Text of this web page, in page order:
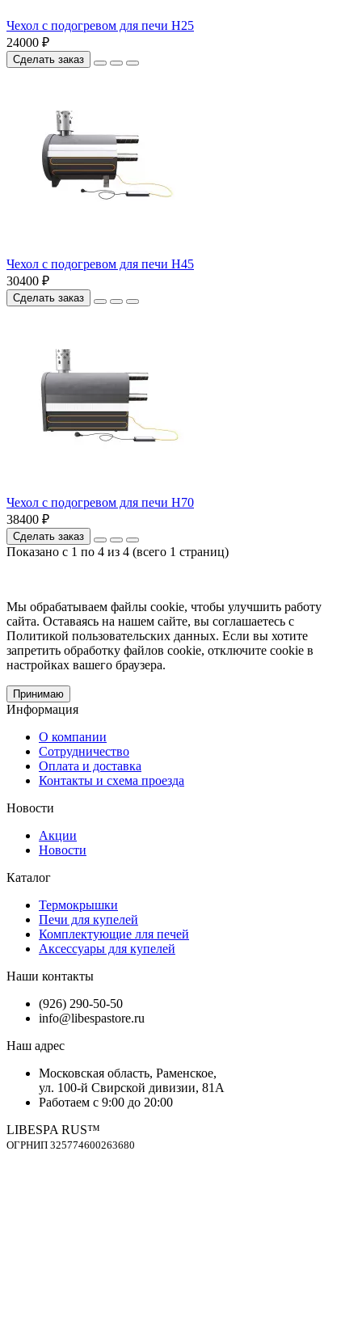
Чехол с подогревом для печи Н25
24000 ₽
Сделать заказ
Чехол с подогревом для печи Н45
30400 ₽
Сделать заказ
Чехол с подогревом для печи Н70
38400 ₽
Сделать заказ
Показано с 1 по 4 из 4 (всего 1 страниц)
Мы обрабатываем файлы cookie, чтобы улучшить работу
сайта. Оставаясь на нашем сайте, вы соглашаетесь с
Политикой пользовательских данных. Если вы хотите
запретить обработку файлов cookie, отключите cookie в
настройках вашего браузера.
Принимаю
Информация
О компании
Сотрудничество
Оплата и доставка
Контакты и схема проезда
Новости
Акции
Новости
Каталог
Термокрышки
Печи для купелей
Комплектующие лля печей
Аксессуары для купелей
Наши контакты
(926) 290-50-50
info@libespastore.ru
Наш адрес
Mосковская область, Раменское,
ул. 100-й Свирской дивизии, 81А
Работаем с 9:00 до 20:00
LIBESPA RUS™
OГPНИП 325774600263680